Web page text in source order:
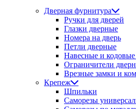
Дверная фурнитура
Ручки для дверей
Глазки дверные
Номера на дверь
Петли дверные
Навесные и кодовые
Ограничители
Врезные замки и
Крепеж
Шпильки
Саморезы